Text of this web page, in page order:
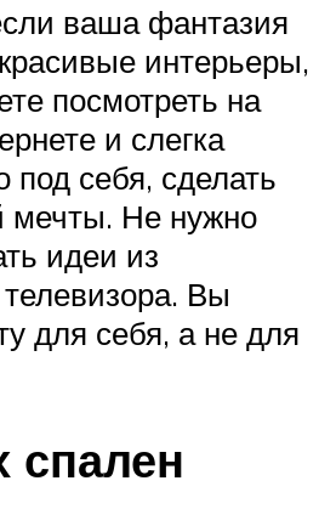
ваша фантазия
интерьеры,
посмотреть на
и слегка
под себя, сделать
мечты. Не нужно
идеи из
Вы
для себя, а не для
спален